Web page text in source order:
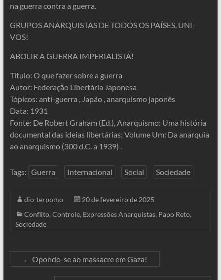
na guerra contra a guerra.
GRUPOS ANARQUISTAS DE TODOS OS PAÍSES, UNI-
VOS!
ABOLIR A GUERRA IMPERIALISTA!
Título: O que fazer sobre a guerra
Autor: Federação Libertária Japonesa
Tópicos: anti-guerra , Japão , anarquismo japonês
Data: 1931
Fonte: De Robert Graham (Ed.), Anarquismo: Uma história
documental das ideias libertárias; Volume Um: Da anarquia
ao anarquismo (300 d.C. a 1939) .
Tags: Guerra Internacional Social Sociedade
dio-terpomo
20 de fevereiro de 2025
Conflito, Controle, Expressões Anarquistas, Papo Reto,
Sociedade
← Opondo-se ao massacre em Gaza!